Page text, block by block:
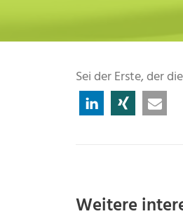
Sei der Erste, der
Weitere